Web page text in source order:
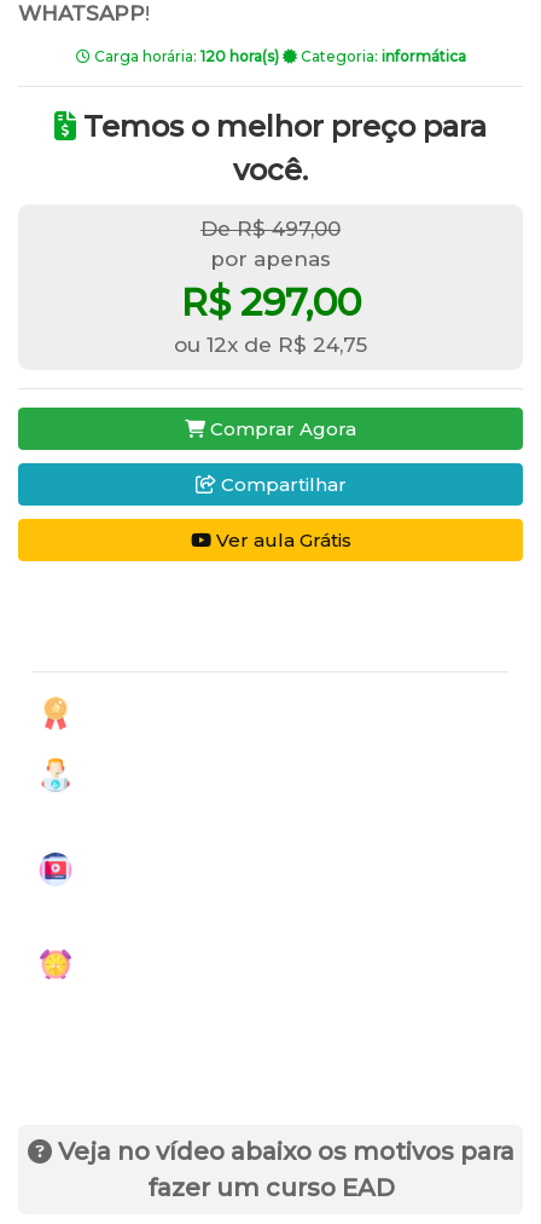
WHATSAPP!
Carga horária: 120 hora(s) Categoria: informática
Temos o melhor preço para
você.
De R$ 497,00
por apenas
R$ 297,00
ou 12x de R$ 24,75
Comprar Agora
Compartilhar
Ver aula Grátis
Veja no vídeo abaixo os motivos para
fazer um curso EAD